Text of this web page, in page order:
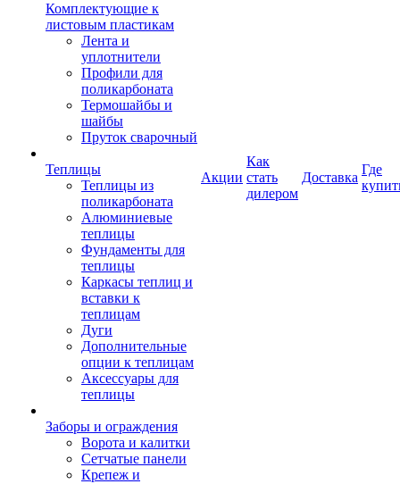
Комплектующие к
листовым пластикам
Лента и
уплотнители
Профили для
поликарбоната
Термошайбы и
шайбы
Пруток сварочный
Теплицы
Теплицы из
поликарбоната
Алюминиевые
теплицы
Фундаменты для
теплицы
Каркасы теплиц и
вставки к
теплицам
Дуги
Дополнительные
опции к теплицам
Аксессуары для
теплицы
Заборы и ограждения
Ворота и калитки
Сетчатые панели
Крепеж и
Акции
Как
стать
дилером
Доставка
Где